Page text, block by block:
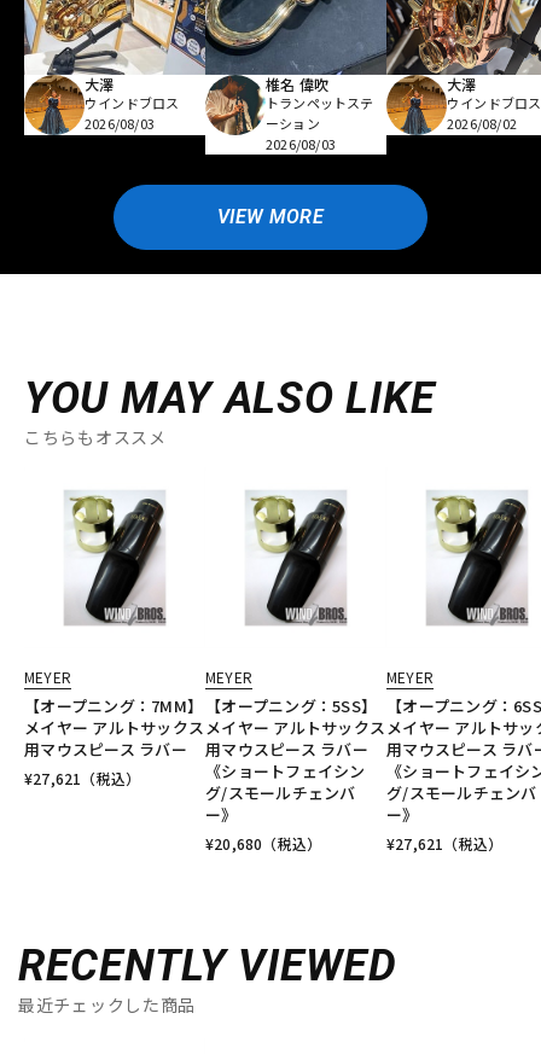
大澤
ウインドブロス
2026/08/03
椎名 偉吹
トランペットステ
ーション
2026/08/03
大澤
ウインドブロス
2026/08/02
VIEW MORE
YOU MAY ALSO LIKE
こちらもオススメ
MEYER
【オープニング：7MM】
メイヤー アルトサックス
用マウスピース ラバー
¥27,621 （税込）
MEYER
【オープニング：5SS】
メイヤー アルトサックス
用マウスピース ラバー
《ショートフェイシン
グ/スモールチェンバ
ー》
¥20,680 （税込）
MEYER
【オープニング：
メイヤー アルトサッ
用マウスピース ラ
《ショートフェイシ
グ/スモールチェンバ
ー》
¥27,621 （税込）
RECENTLY VIEWED
最近チェックした商品